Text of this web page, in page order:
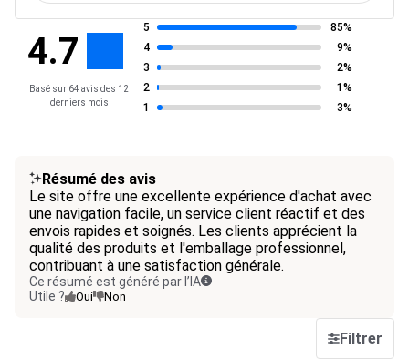
4.7
Basé sur 64 avis des 12
derniers mois
5
85%
4
9%
3
2%
2
1%
1
3%
Résumé des avis
Le site offre une excellente expérience d'achat avec
une navigation facile, un service client réactif et des
envois rapides et soignés. Les clients apprécient la
qualité des produits et l'emballage professionnel,
contribuant à une satisfaction générale.
Ce résumé est généré par l’IA
Utile ?
Oui Non
Filtrer